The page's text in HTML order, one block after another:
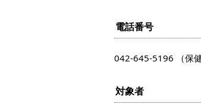
電話番号
042-645-5196 （保
対象者